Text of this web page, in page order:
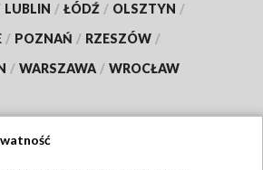
LUBLIN / ŁÓDŹ / OLSZTYN /
/ POZNAŃ / RZESZÓW /
/ WARSZAWA / WROCŁAW